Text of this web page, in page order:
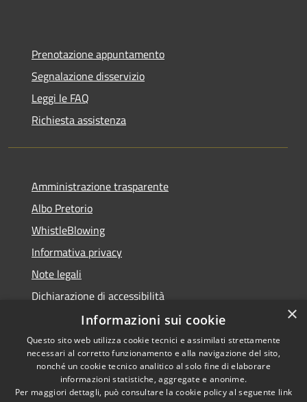
Prenotazione appuntamento
Segnalazione disservizio
Leggi le FAQ
Richiesta assistenza
Amministrazione trasparente
Albo Pretorio
WhistleBlowing
Informativa privacy
Note legali
Dichiarazione di accessibilità
Accessibilità
Privacy
Copyright © 2026 • Città di
Montecchio Maggiore •
Powered byMunicipium •
×
Informazioni sui cookie
Questo sito web utilizza cookie tecnici e assimilati strettamente
necessari al corretto funzionamento e alla navigazione del sito,
nonché un cookie tecnico analitico al solo fine di elaborare
informazioni statistiche, aggregate e anonime.
Per maggiori dettagli, può consultare la cookie policy al seguente link